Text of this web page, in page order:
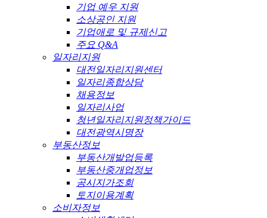
기업 예우 지원
소상공인 지원
기업애로 및 규제신고
주요 Q&A
일자리지원
대전일자리지원센터
일자리종합상담
채용정보
일자리사업
청년일자리지원정책가이드
대전광역시명장
부동산정보
부동산개발업등록
부동산중개업정보
공시지가조회
토지이용계획
소비자정보